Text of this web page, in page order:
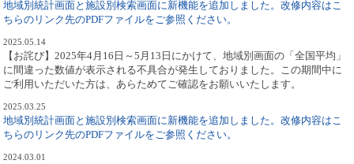
地域別統計画面と施設別検索画面に新機能を追加しました。改修内容はこ
ちらのリンク先のPDFファイルをご参照ください。
2025.05.14
【お詫び】2025年4月16日～5月13日にかけて、地域別画面の「全国平均」
に間違った数値が表示される不具合が発生しておりました。この期間中に
ご利用いただいた方は、あらためてご確認をお願いいたします。
2025.03.25
地域別統計画面と施設別検索画面に新機能を追加しました。改修内容はこ
ちらのリンク先のPDFファイルをご参照ください。
2024.03.01